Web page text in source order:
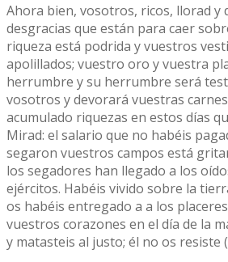
Ahora bien, vosotros, ricos, llorad y
desgracias que están para caer
riqueza está podrida y vuestros
apolillados; vuestro oro y vuestra
herrumbre y su herrumbre será
vosotros y devorará vuestras
acumulado riquezas en estos días
Mirad: el salario que no habéis
segaron vuestros campos está
los segadores han llegado a los
ejércitos. Habéis vivido sobre la
os habéis entregado a a los
vuestros corazones en el día de la
y matasteis al justo; él no os resiste